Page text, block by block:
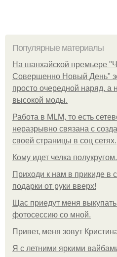
Популярные материалы
На шанхайской премьере
Совершенно Новый День"
просто очередной наряд, а
высокой моды.
Работа в MLM, то есть
неразрывно связана с
своей страницы в соц сетях.
Кому идет челка
Приходи к нам в прикиде в
подарки от руки вверх!
Щас приедут меня выкупать
фотосессию со мной.
Привет, меня зовут
Я с летними яркими